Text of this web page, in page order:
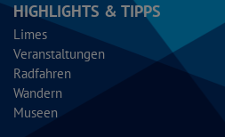
HIGHLIGHTS & TIPPS
Limes
Veranstaltungen
Radfahren
Wandern
Museen